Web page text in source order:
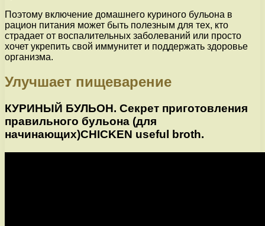
Поэтому включение домашнего куриного бульона в
рацион питания может быть полезным для тех, кто
страдает от воспалительных заболеваний или просто
хочет укрепить свой иммунитет и поддержать здоровье
организма.
Улучшает пищеварение
КУРИНЫЙ БУЛЬОН. Секрет приготовления
правильного бульона (для
начинающих)CHICKEN useful broth.